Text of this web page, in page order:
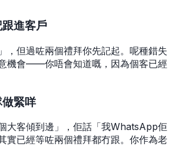
進客戶
，但過咗兩個禮拜你先記起。呢種錯失
機會——你唔會知道嘅，因為個客已經
緊咩
大客傾到邊」，佢話「我WhatsApp佢
實已經等咗兩個禮拜都冇跟。你作為老